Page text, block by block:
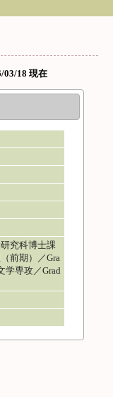
03/18 現在
究科博士課
前期）／Gra
学専攻／Grad